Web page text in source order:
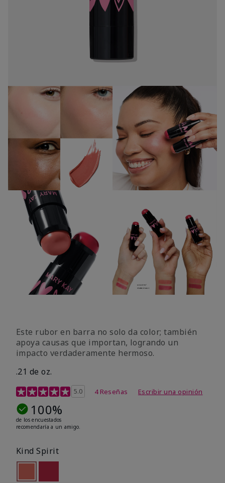
Este rubor en barra no solo da color; también
apoya causas que importan, logrando un
impacto verdaderamente hermoso.
.21 de oz.
Calificación de clientes de 3,1 de 5
5.0 4 Reseñas Escribir una opinión
100%
de los encuestados
recomendaría a un amigo.
Kind Spirit
seleccionado
Out of stock